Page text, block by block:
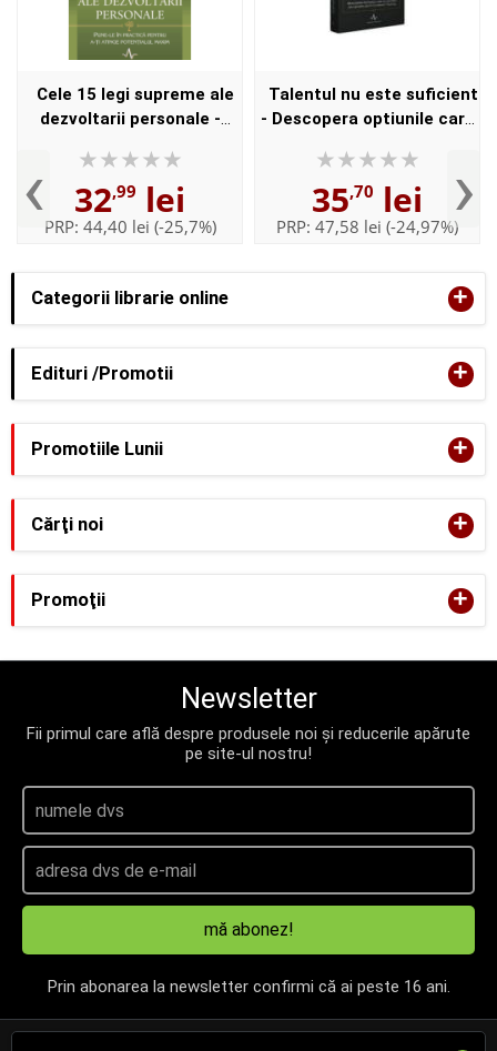
Categorii librarie online +
Edituri /Promotii +
‹
Cele 15 legi supreme ale
dezvoltarii personale -
32,99 lei
PRP: 44,40 lei (-25,7%)
Talentul nu este suficient
- Descopera optiunile care
decat iti permite talentul -
John C. Maxw...
35,70 lei
PRP: 47,58 lei (-24,97%)›
Promotiile Lunii +
Cărţi noi +
Promoţii +
Newsletter
Fii primul care află despre produsele noi și reducerile apărute
pe site-ul nostru!
mă abonez!
Prin abonarea la newsletter confirmi că ai peste 16 ani.